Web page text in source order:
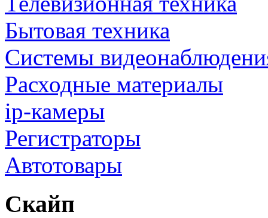
Бытовая техника
Cистемы
Расходные материалы
ip-камеры
Регистраторы
Автотовары
Скайп